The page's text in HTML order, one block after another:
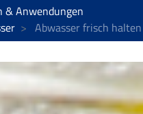
& Anwendungen
Abwasser frisch halten